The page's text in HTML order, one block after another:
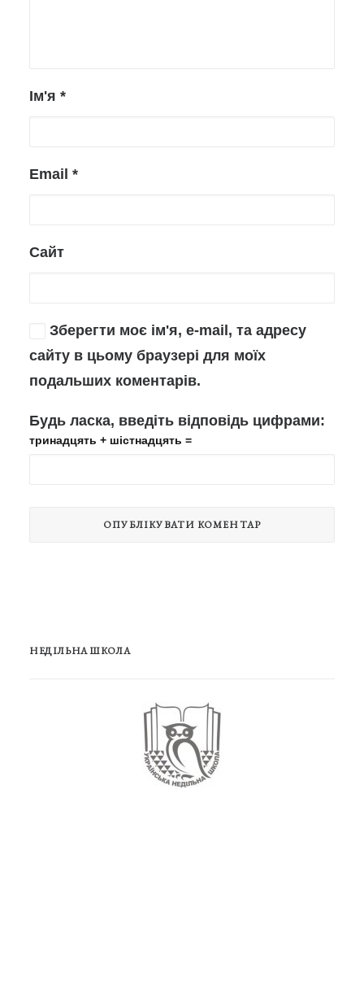
Ім'я *
Email *
Сайт
Зберегти моє ім'я, e-mail, та адресу
сайту в цьому браузері для моїх
подальших коментарів.
Будь ласка, введіть відповідь цифрами:
тринадцять + шістнадцять =
НЕДІЛЬНА ШКОЛА